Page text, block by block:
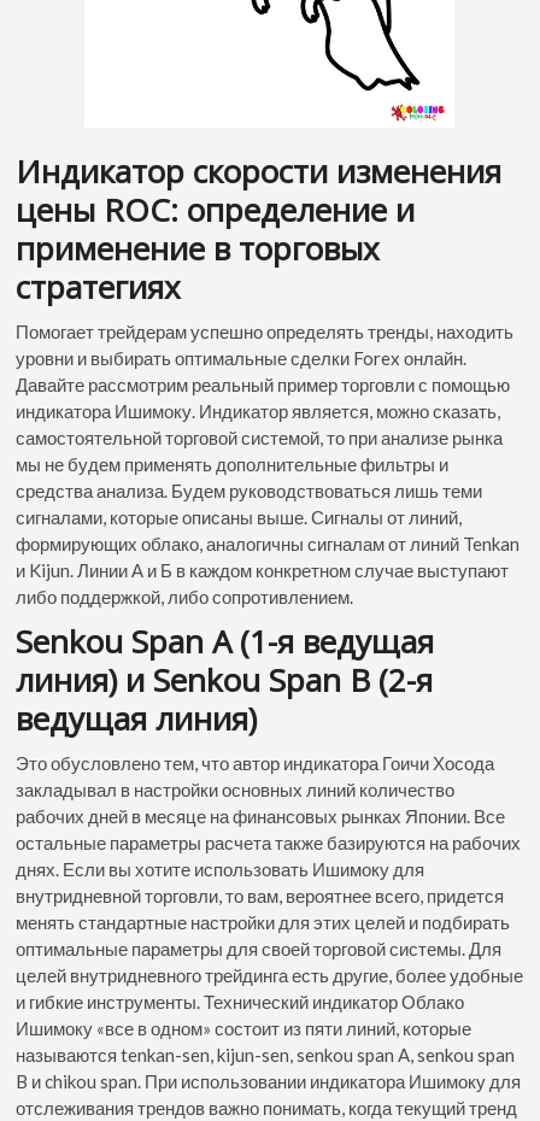
Индикатор скорости изменения
цены ROC: определение и
применение в торговых
стратегиях
Помогает трейдерам успешно определять тренды, находить
уровни и выбирать оптимальные сделки Forex онлайн.
Давайте рассмотрим реальный пример торговли с помощью
индикатора Ишимоку. Индикатор является, можно сказать,
самостоятельной торговой системой, то при анализе рынка
мы не будем применять дополнительные фильтры и
средства анализа. Будем руководствоваться лишь теми
сигналами, которые описаны выше. Сигналы от линий,
формирующих облако, аналогичны сигналам от линий Tenkan
и Kijun. Линии А и Б в каждом конкретном случае выступают
либо поддержкой, либо сопротивлением.
Senkou Span A (1-я ведущая
линия) и Senkou Span B (2-я
ведущая линия)
Это обусловлено тем, что автор индикатора Гоичи Хосода
закладывал в настройки основных линий количество
рабочих дней в месяце на финансовых рынках Японии. Все
остальные параметры расчета также базируются на рабочих
днях. Если вы хотите использовать Ишимоку для
внутридневной торговли, то вам, вероятнее всего, придется
менять стандартные настройки для этих целей и подбирать
оптимальные параметры для своей торговой системы. Для
целей внутридневного трейдинга есть другие, более удобные
и гибкие инструменты. Технический индикатор Облако
Ишимоку «все в одном» состоит из пяти линий, которые
называются tenkan-sen, kijun-sen, senkou span A, senkou span
B и chikou span. При использовании индикатора Ишимоку для
отслеживания трендов важно понимать, когда текущий тренд